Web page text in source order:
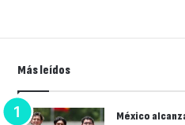
Más leídos
México